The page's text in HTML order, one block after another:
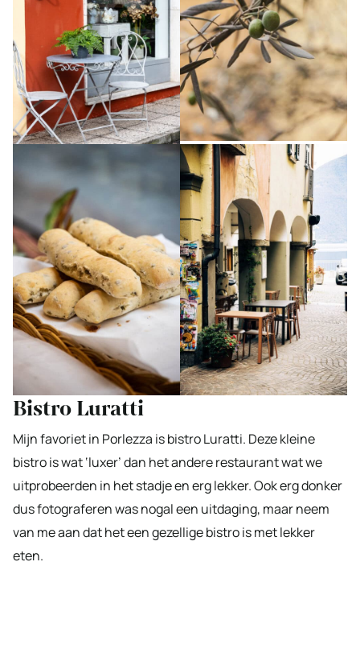
Bistro Luratti
Mijn favoriet in Porlezza is bistro Luratti. Deze kleine
bistro is wat ‘luxer’ dan het andere restaurant wat we
uitprobeerden in het stadje en erg lekker. Ook erg donker
dus fotograferen was nogal een uitdaging, maar neem
van me aan dat het een gezellige bistro is met lekker
eten.